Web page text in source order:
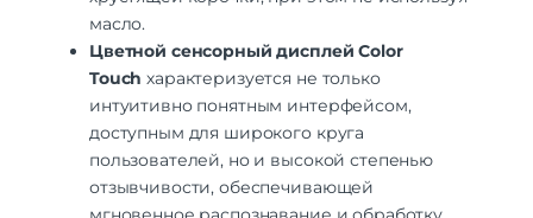
масло.
Цветной сенсорный дисплей Color
Touch характеризуется не только
интуитивно понятным интерфейсом,
доступным для широкого круга
пользователей, но и высокой степенью
отзывчивости, обеспечивающей